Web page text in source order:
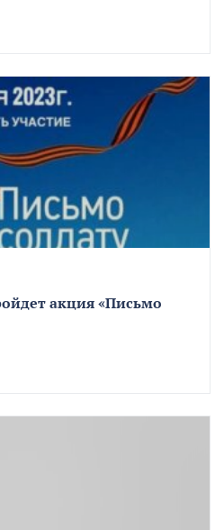
акция «Письмо